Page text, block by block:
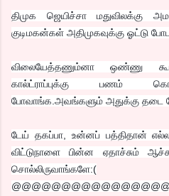
திமுக ஜெயிச்சா மதுவிலக்கு
குடிமகன்கள் அதிமுகவுக்கு ஓட்டு போட
விலையேத்தணும்னா ஒண்ணு
கால்ட்ராப்புக்கு பணம்
போவாங்க.அவங்களும் அதுக்கு தடை
டேய் தகப்பா, உன்னப் பத்திதான்
விட்டுநாளை பின்ன ஏதாச்சும்
சொல்லிருவாங்களே:(